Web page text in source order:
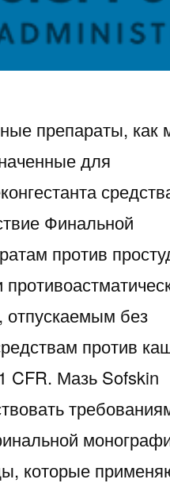
препараты, как
для
Финальной
против
отпускаемым без
против
CFR. Мазь Sofskin
которые